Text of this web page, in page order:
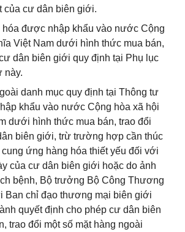
của cư dân biên giới.
hóa được nhập khẩu vào nước Cộng
Việt Nam dưới hình thức mua bán,
dân biên giới quy định tại Phụ lục
này.
danh mục quy định tại Thông tư
khẩu vào nước Cộng hòa xã hội
dưới hình thức mua bán, trao đổi
biên giới, trừ trường hợp cần thúc
ứng hàng hóa thiết yếu đối với
của cư dân biên giới hoặc do ảnh
bệnh, Bộ trưởng Bộ Công Thương
Ban chỉ đạo thương mại biên giới
quyết định cho phép cư dân biên
trao đổi một số mặt hàng ngoài